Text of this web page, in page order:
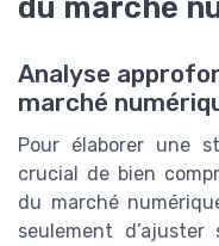
Analyse
marché
Pour élaborer une
crucial de bien
du marché
seulement